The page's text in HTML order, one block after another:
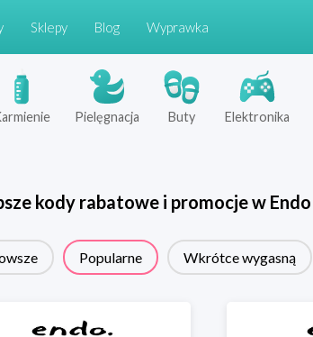
Sklepy Blog Wyprawka
Pielęgnacja Buty Elektronika
kody rabatowe i promocje w Endo
Popularne Wkrótce wygasną